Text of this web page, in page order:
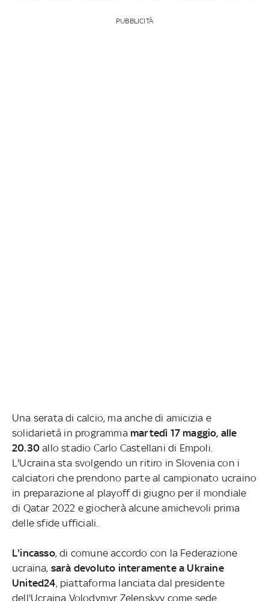
PUBBLICITÀ
Una serata di calcio, ma anche di amicizia e
solidarietá in programma martedì 17 maggio, alle
20.30 allo stadio Carlo Castellani di Empoli.
L'Ucraina sta svolgendo un ritiro in Slovenia con i
calciatori che prendono parte al campionato ucraino
in preparazione al playoff di giugno per il mondiale
di Qatar 2022 e giocherà alcune amichevoli prima
delle sfide ufficiali.
L'incasso, di comune accordo con la Federazione
ucraina, sarà devoluto interamente a Ukraine
United24, piattaforma lanciata dal presidente
dell'Ucraina Volodymyr Zelenskyy come sede